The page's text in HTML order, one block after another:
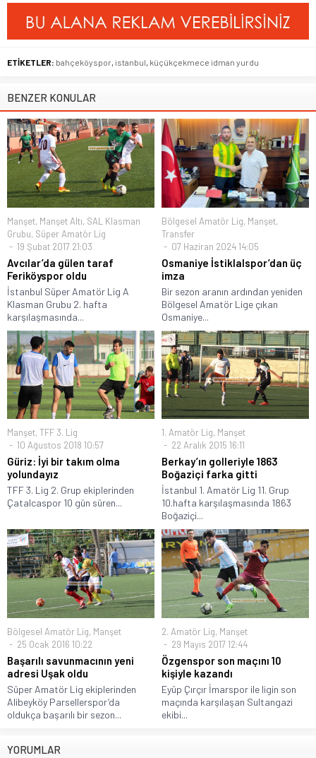
ETİKETLER: bahçeköyspor, istanbul, küçükçekmece idman yurdu
BENZER KONULAR
Manşet, Manşet Altı, SAL Klasman
Grubu, Süper Amatör Lig
19 Şubat 2017 21:03
Avcılar’da gülen taraf
Feriköyspor oldu
İstanbul Süper Amatör Lig A
Klasman Grubu 2. hafta
karşılaşmasında...
Bölgesel Amatör Lig, Manşet,
Transfer
07 Haziran 2024 14:05
Osmaniye İstiklalspor’dan üç
imza
Bir sezon aranın ardından yeniden
Bölgesel Amatör Lige çıkan
Osmaniye...
Manşet, TFF 3. Lig
10 Ağustos 2018 10:57
Güriz: İyi bir takım olma
yolundayız
TFF 3. Lig 2. Grup ekiplerinden
Çatalcaspor 10 gün süren...
1. Amatör Lig, Manşet
22 Aralık 2015 16:11
Berkay’ın golleriyle 1863
Boğaziçi farka gitti
İstanbul 1. Amatör Lig 11. Grup
10.hafta karşılaşmasında 1863
Boğaziçi...
Bölgesel Amatör Lig, Manşet
25 Ocak 2016 10:22
Başarılı savunmacının yeni
adresi Uşak oldu
Süper Amatör Lig ekiplerinden
Alibeyköy Parsellerspor’da
oldukça başarılı bir sezon...
2. Amatör Lig, Manşet
29 Mayıs 2017 12:44
Özgenspor son maçını 10
kişiyle kazandı
Eyüp Çırçır İmarspor ile ligin son
maçında karşılaşan Sultangazi
ekibi...
YORUMLAR